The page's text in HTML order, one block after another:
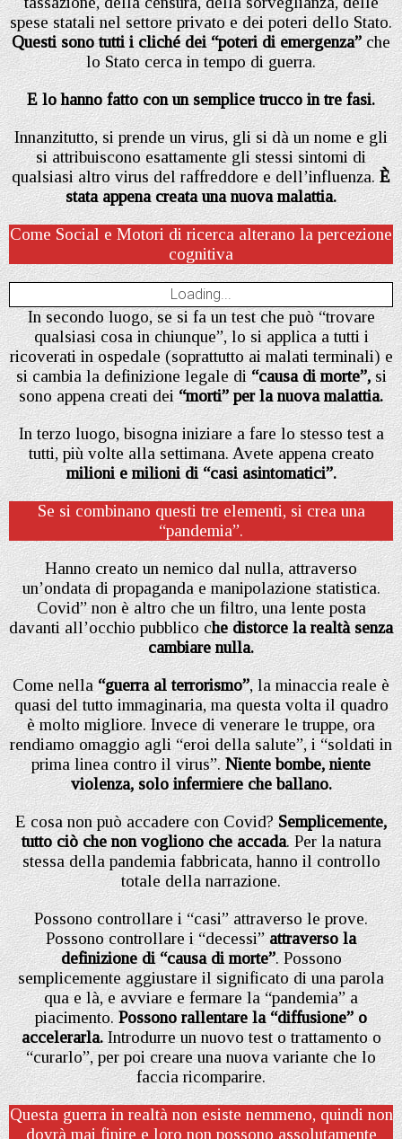
spese statali nel settore privato e dei poteri dello Stato.
Questi sono tutti i cliché dei “poteri di emergenza”che
lo Stato cerca in tempo di guerra.
E lo hanno fatto con un semplice trucco in tre fasi.
Innanzitutto, si prende un virus, gli si dà un nome e gli
si attribuiscono esattamente gli stessi sintomi di
qualsiasi altro virus del raffreddore e dell’influenza.È
stata appena creata una nuova malattia.
Come Social e Motori di ricerca alterano la percezione
cognitiva
Loading...
In secondo luogo, se si fa un test che può “trovare
qualsiasi cosa in chiunque”, lo si applica a tutti i
ricoverati in ospedale (soprattutto ai malati terminali) e
si cambia la definizione legale di“causa di morte”,si
sono appena creati dei“morti” per la nuova malattia.
In terzo luogo, bisogna iniziare a fare lo stesso test a
tutti, più volte alla settimana. Avete appena creato
milioni e milioni di “casi asintomatici”.
Se si combinano questi tre elementi, si crea una
“pandemia”.
Hanno creato un nemico dal nulla, attraverso
un’ondata di propaganda e manipolazione statistica.
Covid” non è altro che un filtro, una lente posta
davanti all’occhio pubblico che distorce la realtà senza
cambiare nulla.
Come nella“guerra al terrorismo”, la minaccia reale è
quasi del tutto immaginaria, ma questa volta il quadro
è molto migliore. Invece di venerare le truppe, ora
rendiamo omaggio agli “eroi della salute”, i “soldati in
prima linea contro il virus”.Niente bombe, niente
violenza, solo infermiere che ballano.
E cosa non può accadere con Covid?Semplicemente,
tutto ciò che non vogliono che accada. Per la natura
stessa della pandemia fabbricata, hanno il controllo
totale della narrazione.
Possono controllare i “casi” attraverso le prove.
Possono controllare i “decessi”attraverso la
definizione di “causa di morte”. Possono
semplicemente aggiustare il significato di una parola
qua e là, e avviare e fermare la “pandemia” a
piacimento.Possono rallentare la “diffusione” o
accelerarla.Introdurre un nuovo test o trattamento o
“curarlo”, per poi creare una nuova variante che lo
faccia ricomparire.
Questa guerra in realtà non esiste nemmeno, quindi non
dovrà mai finire e loro non possono assolutamente